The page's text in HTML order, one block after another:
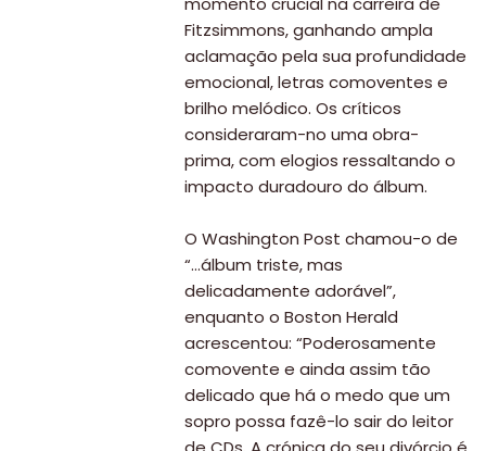
Fitzsimmons, ganhando ampla
aclamação pela sua profundidade
emocional, letras comoventes e
brilho melódico. Os críticos
consideraram-no uma obra-
prima, com elogios ressaltando o
impacto duradouro do álbum.
O Washington Post chamou-o de
“…álbum triste, mas
delicadamente adorável”,
enquanto o Boston Herald
acrescentou: “Poderosamente
comovente e ainda assim tão
delicado que há o medo que um
sopro possa fazê-lo sair do leitor